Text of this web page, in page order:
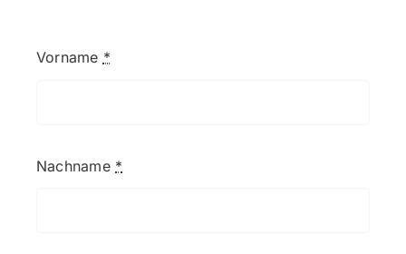
Vorname *
Nachname *